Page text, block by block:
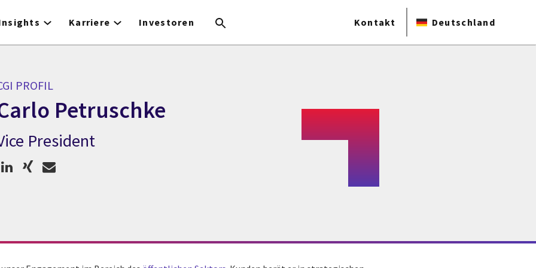
Karriere Investoren Kontakt Deutschland
PROFIL
Petruschke
Profil Carlo Petruschke
President